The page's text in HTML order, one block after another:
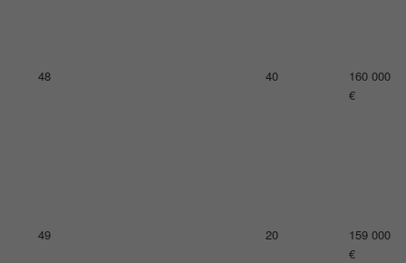
52 26
151 000
€
53 20
150 000
€